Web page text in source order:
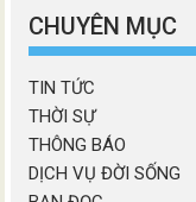
mục
CHUYÊN MỤC
TIN TỨC
THỜI SỰ
THÔNG BÁO
DỊCH VỤ ĐỜI SỐNG